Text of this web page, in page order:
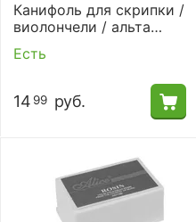
Канифоль для скрипки /
виолончели / альта
Alice A013C премиум
Есть
14 99 руб.